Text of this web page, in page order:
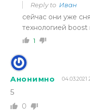
Reply to Иван
сейчас они уже
технологией
1
Анонимно 04.03.2021
5
0